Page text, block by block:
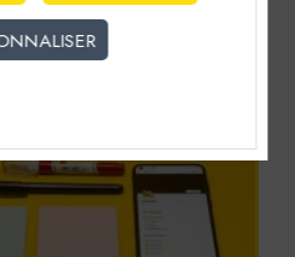
au bon fonctionnement du
être désactivés. Ces cookies
aucunes données